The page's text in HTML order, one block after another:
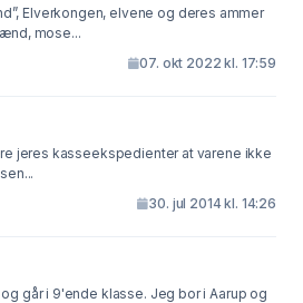
Elverkongen, elvene og deres ammer
mose...
07. okt 2022 kl. 17:59
jeres kasseekspedienter at varene ikke
30. jul 2014 kl. 14:26
går i 9'ende klasse. Jeg bor i Aarup og